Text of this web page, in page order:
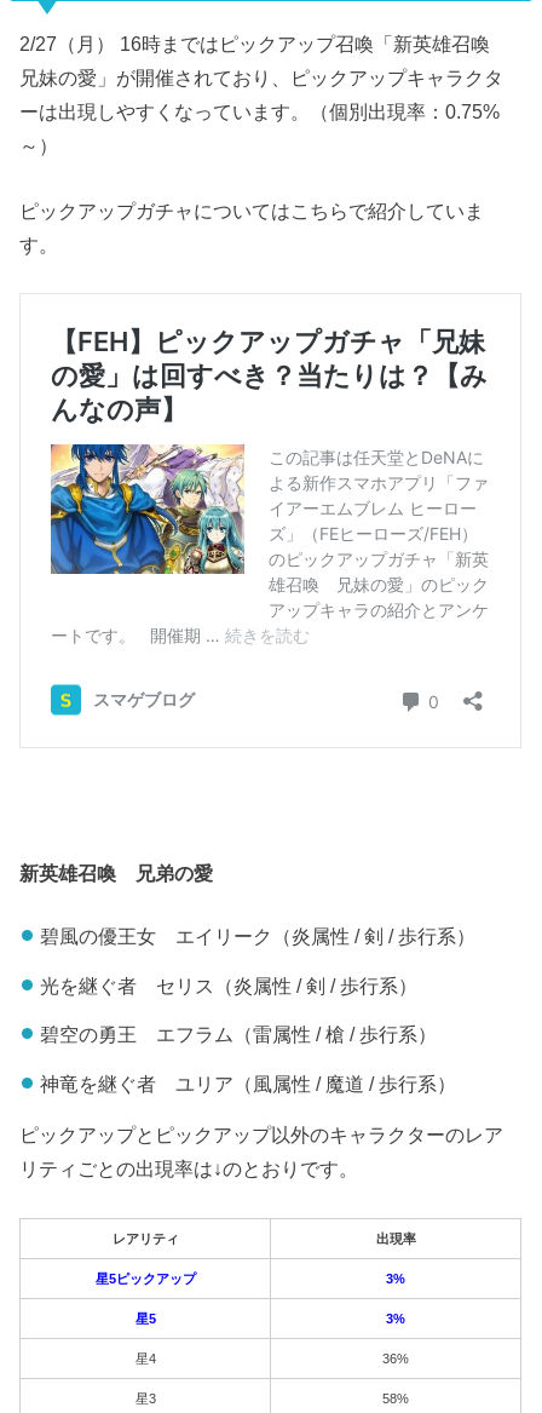
2/27（月） 16時まではピックアップ召喚「新英雄召喚
兄妹の愛」が開催されており、ピックアップキャラクタ
ーは出現しやすくなっています。（個別出現率：0.75%
～）
ピックアップガチャについてはこちらで紹介していま
す。
新英雄召喚 兄弟の愛
碧風の優王女 エイリーク（炎属性 / 剣 / 歩行系）
光を継ぐ者 セリス（炎属性 / 剣 / 歩行系）
碧空の勇王 エフラム（雷属性 / 槍 / 歩行系）
神竜を継ぐ者 ユリア（風属性 / 魔道 / 歩行系）
ピックアップとピックアップ以外のキャラクターのレア
リティごとの出現率は↓のとおりです。
レアリティ 出現率
星5ピックアップ 3%
星5 3%
星4 36%
星3 58%